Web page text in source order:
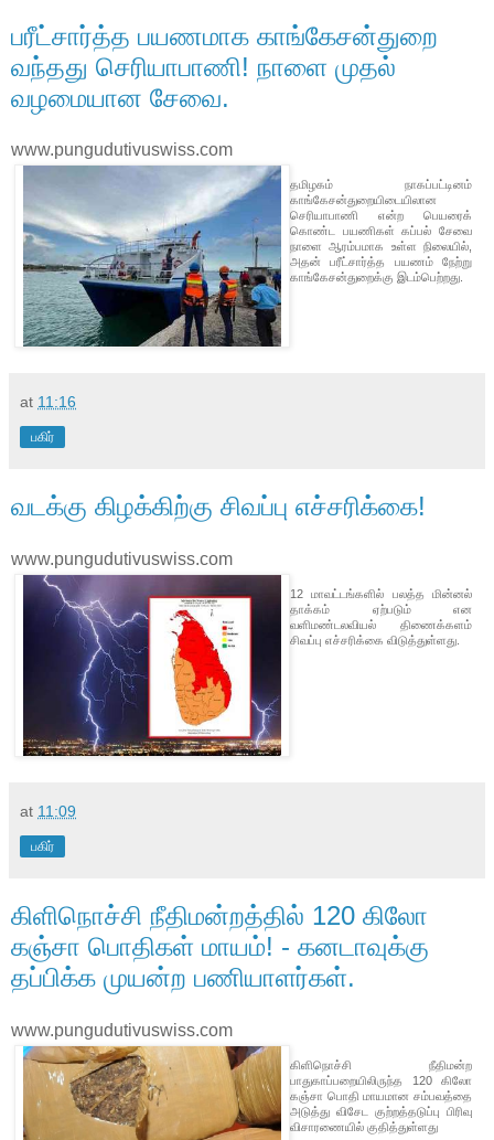
பரீட்சார்த்த பயணமாக காங்கேசன்துறை
வந்தது செரியாபாணி! நாளை முதல்
வழமையான சேவை.
www.pungudutivuswiss.com
தமிழகம் நாகப்பட்டினம்
காங்கேசன்துறையிடையிலான
செரியாபாணி என்ற பெயரைக்
கொண்ட பயணிகள் கப்பல் சேவை
நாளை ஆரம்பமாக உள்ள நிலையில்,
அதன் பரீட்சார்த்த பயணம் நேற்று
காங்கேசன்துறைக்கு இடம்பெற்றது.
at 11:16
பகிர்
வடக்கு கிழக்கிற்கு சிவப்பு எச்சரிக்கை!
www.pungudutivuswiss.com
12 மாவட்டங்களில் பலத்த மின்னல்
தாக்கம் ஏற்படும் என
வளிமண்டலவியல் திணைக்களம்
சிவப்பு எச்சரிக்கை விடுத்துள்ளது.
at 11:09
பகிர்
கிளிநொச்சி நீதிமன்றத்தில் 120 கிலோ
கஞ்சா பொதிகள் மாயம்! - கனடாவுக்கு
தப்பிக்க முயன்ற பணியாளர்கள்.
www.pungudutivuswiss.com
கிளிநொச்சி நீதிமன்ற
பாதுகாப்பறையிலிருந்த 120 கிலோ
கஞ்சா பொதி மாயமான சம்பவத்தை
அடுத்து விசேட குற்றத்தடுப்பு பிரிவு
விசாரணையில் குதித்துள்ளது